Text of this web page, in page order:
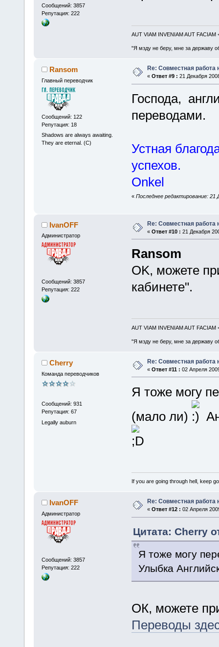
Сообщений: 3857
Репутация: 222
AUT VIAM INVENIAM AUT FACIAM
"Я мзду не беру, мне за державу
Ransom
Главный переводчик
Сообщений: 122
Репутация: 18
Shadows are always awaiting.
They are eternal. (C)
Re: Совместная работа
« Ответ #9 : 21 Декабря
Господа,
переводами.
Устная
успехов.
Onkel
« Последнее редактирование: 21
IvanOFF
Администратор
Сообщений: 3857
Репутация: 222
Re: Совместная работа
« Ответ #10 : 21 Декабря
Ransom
OK, можете
кабинете".
AUT VIAM INVENIAM AUT FACIAM
"Я мзду не беру, мне за державу
Cherry
Команда переводчиков
Сообщений: 931
Репутация: 67
Legally auburn
Re: Совместная работа
« Ответ #11 : 02 Апреля
Я тоже могу
(мало ли)
If you are going through hell, keep
IvanOFF
Администратор
Сообщений: 3857
Репутация: 222
Re: Совместная работа
« Ответ #12 : 02 Апреля
Цитата: Cherry
Я тоже могу
Улыбка
ОК, можете
Переводы